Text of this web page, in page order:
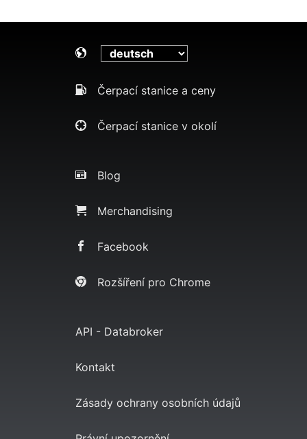
Čerpací stanice a ceny
Čerpací stanice v okolí
Blog
Merchandising
Facebook
Rozšíření pro Chrome
API - Databroker
Kontakt
Zásady ochrany osobních údajů